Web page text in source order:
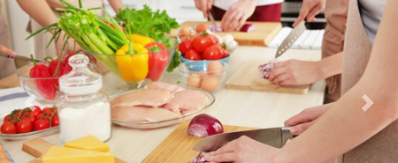
Previous